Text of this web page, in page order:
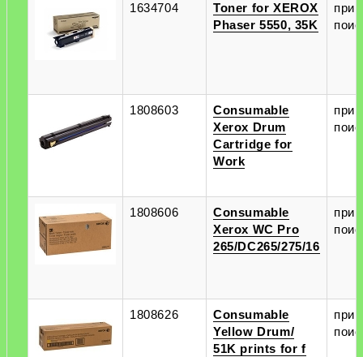
1634704
Toner for XEROX
Phaser 5550, 35K
при
1808603
Consumable
Xerox Drum
Cartridge for
Work
при
1808606
Consumable
Xerox WC Pro
265/DC265/275/16
при
1808626
Consumable
Yellow Drum/
51K prints for f
при